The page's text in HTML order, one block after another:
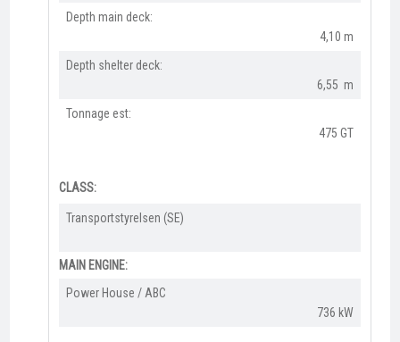
Depth main deck:
4,10 m
Depth shelter deck:
6,55 m
Tonnage est:
475 GT
CLASS:
Transportstyrelsen (SE)​
MAIN ENGINE:
​Power House / ABC
736 kW